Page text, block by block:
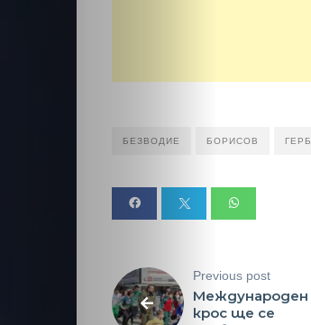
БЕЗВОДИЕ БОРИСОВ ГЕРБ
Previous post
Международен
крос ще се